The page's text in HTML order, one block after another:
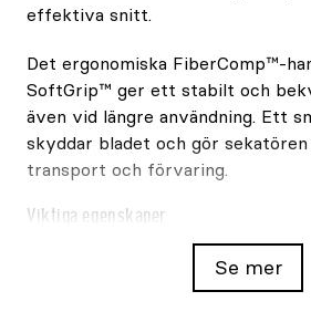
effektiva snitt.
Det ergonomiska FiberComp™-
SoftGrip™ ger ett stabilt och
även vid längre användning. Ett
skyddar bladet och gör
transport och förvaring.
Viktiga egenskaper
Klippkapacitet upp till 24mm
Se mer